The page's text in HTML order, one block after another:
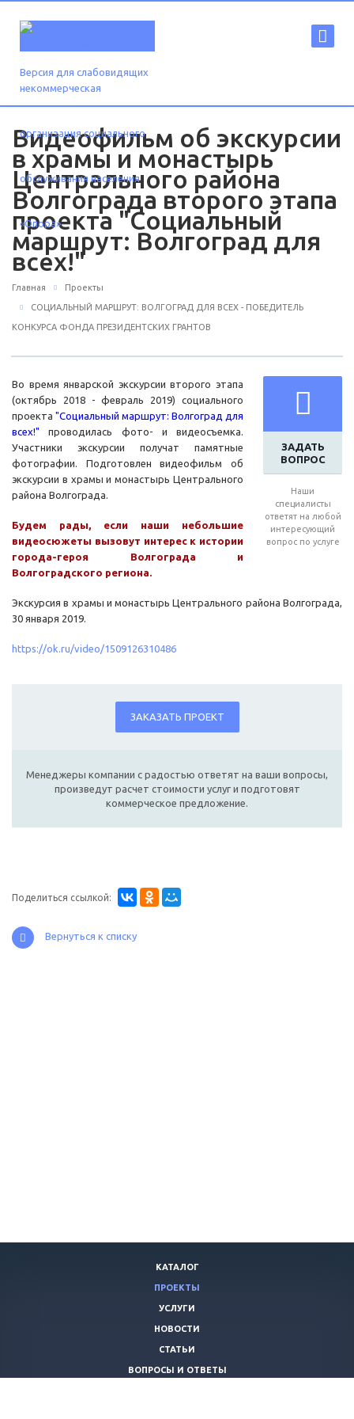
Версия для слабовидящих
Видеофильм об экскурсии
в храмы и монастырь
Центрального района
Волгограда второго этапа
проекта "Социальный
маршрут: Волгоград для
всех!"
Главная Проекты
СОЦИАЛЬНЫЙ МАРШРУТ: ВОЛГОГРАД ДЛЯ ВСЕХ - ПОБЕДИТЕЛЬ
КОНКУРСА ФОНДА ПРЕЗИДЕНТСКИХ ГРАНТОВ
ЗАДАТЬ
ВОПРОС
Наши
специалисты
ответят на любой
интересующий
вопрос по услуге
Во время январской экскурсии второго этапа
(октябрь 2018 - февраль 2019) социального
проекта "Социальный маршрут: Волгоград для
всех!" проводилась фото- и видеосъемка.
Участники экскурсии получат памятные
фотографии. Подготовлен видеофильм об
экскурсии в храмы и монастырь Центрального
района Волгограда.
Будем рады, если наши небольшие
видеосюжеты вызовут интерес к истории
города-героя Волгограда и
Волгоградского региона.
Экскурсия в храмы и монастырь Центрального района Волгограда,
30 января 2019.
https://ok.ru/video/1509126310486
ЗАКАЗАТЬ ПРОЕКТ
Менеджеры компании с радостью ответят на ваши вопросы,
произведут расчет стоимости услуг и подготовят
коммерческое предложение.
Поделиться ссылкой:
Вернуться к списку
КАТАЛОГ
ПРОЕКТЫ
УСЛУГИ
НОВОСТИ
СТАТЬИ
ВОПРОСЫ И ОТВЕТЫ